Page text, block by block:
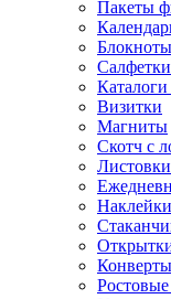
Пакеты
Визитки
Магниты
Скотч с
Наклейки